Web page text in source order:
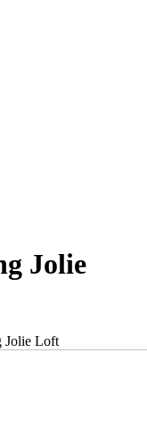
Jolie
Jolie Loft